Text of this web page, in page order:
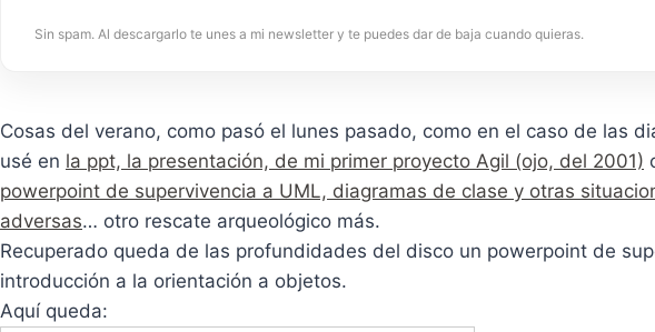
Sin spam. Al descargarlo te unes a mi newsletter y te puedes dar de baja cuando quieras.
Cosas del verano, como pasó el lunes pasado, como en el caso de las
usé en la ppt, la presentación, de mi primer proyecto Agil (ojo, del 2001)
powerpoint de supervivencia a UML, diagramas de clase y otras
adversas… otro rescate arqueológico más.
Recuperado queda de las profundidades del disco un powerpoint de
introducción a la orientación a objetos.
Aquí queda: